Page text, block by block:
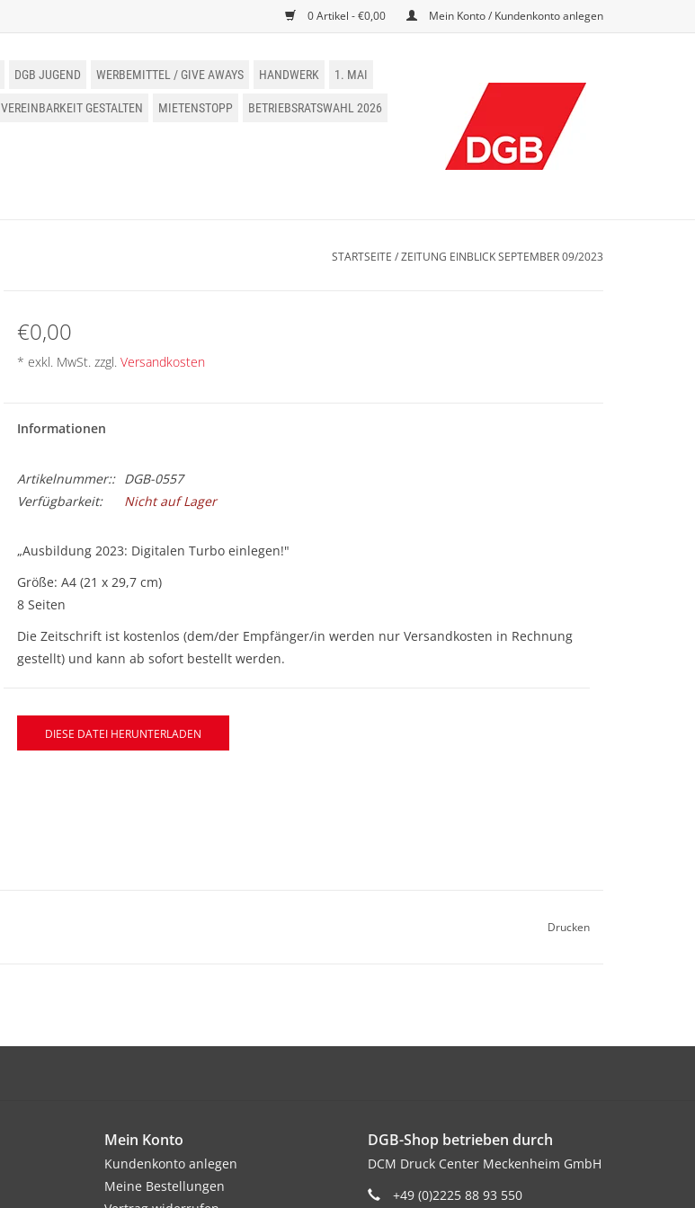
0 Artikel - €0,00 Mein Konto / Kundenkonto anlegen
DGB JUGEND WERBEMITTEL / GIVE AWAYS HANDWERK 1. MAI
VEREINBARKEIT GESTALTEN MIETENSTOPP BETRIEBSRATSWAHL 2026
STARTSEITE /ZEITUNG EINBLICK SEPTEMBER 09/2023
€0,00
* exkl. MwSt. zzgl. Versandkosten
Informationen
Artikelnummer::
DGB-0557
Verfügbarkeit:
Nicht auf Lager
„Ausbildung 2023: Digitalen Turbo einlegen!"
Größe: A4 (21 x 29,7 cm)
8 Seiten
Die Zeitschrift ist kostenlos (dem/der Empfänger/in werden nur Versandkosten in Rechnung
gestellt) und kann ab sofort bestellt werden.
DIESE DATEI HERUNTERLADEN
Drucken
Mein Konto
Kundenkonto anlegen
Meine Bestellungen
DGB-Shop betrieben durch
DCM Druck Center Meckenheim GmbH
+49 (0)2225 88 93 550